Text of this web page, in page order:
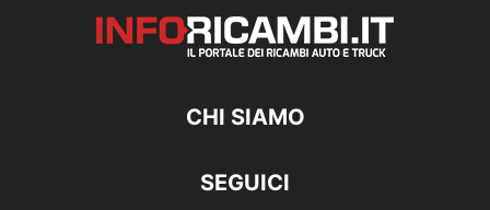
CHI SIAMO
SEGUICI